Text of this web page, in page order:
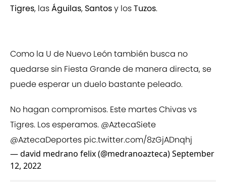
Tigres, lasÁguilas, Santosy losTuzos.
Como la U de Nuevo León también busca no
quedarse sin Fiesta Grande de manera directa, se
puede esperar un duelo bastante peleado.
No hagan compromisos. Este martes Chivas vs
Tigres. Los esperamos. @AztecaSiete
@AztecaDeportes pic.twitter.com/8zGjADnqhj
— david medrano felix (@medranoazteca)September
12, 2022